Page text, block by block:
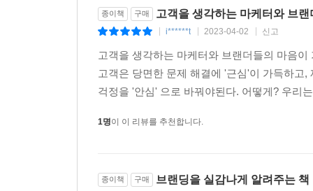
회사로 이직할 것을 권하고 싶습니다. 회사의 규
하지만 그게 경험이나 시간 면에서 더 현명한 결
---「05. 브랜드를 만들고 알리는 사람들 ‘커리어를
수많은 이력서를 받아보았지만 안타깝게도 정형
나열하는 식이죠. 그보다는 자신이 진행한 프로
---「05. 브랜드를 만들고 알리는 사람들 ‘이력서’」중에서
종이책 구매 고객을 생각하는 마케터와 브
i******t 2023-04-02 신고
고객을 생각하는 마케터와 브랜더들의 마음
고객은 당면한 문제 해결에 '근심'이 가득하고
걱정을 '안심' 으로 바꿔야된다. 어떻게? 우리
1명이 이 리뷰를 추천합니다.
종이책 구매 브랜딩을 실감나게 알려주는 책